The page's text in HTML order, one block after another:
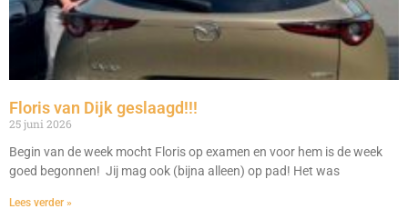
Floris van Dijk geslaagd!!!
25 juni 2026
Begin van de week mocht Floris op examen en voor hem is de week
goed begonnen! Jij mag ook (bijna alleen) op pad! Het was
Lees verder »